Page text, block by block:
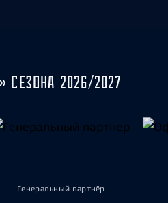
СЕЗОНА 2026/2027
Генеральный партнёр